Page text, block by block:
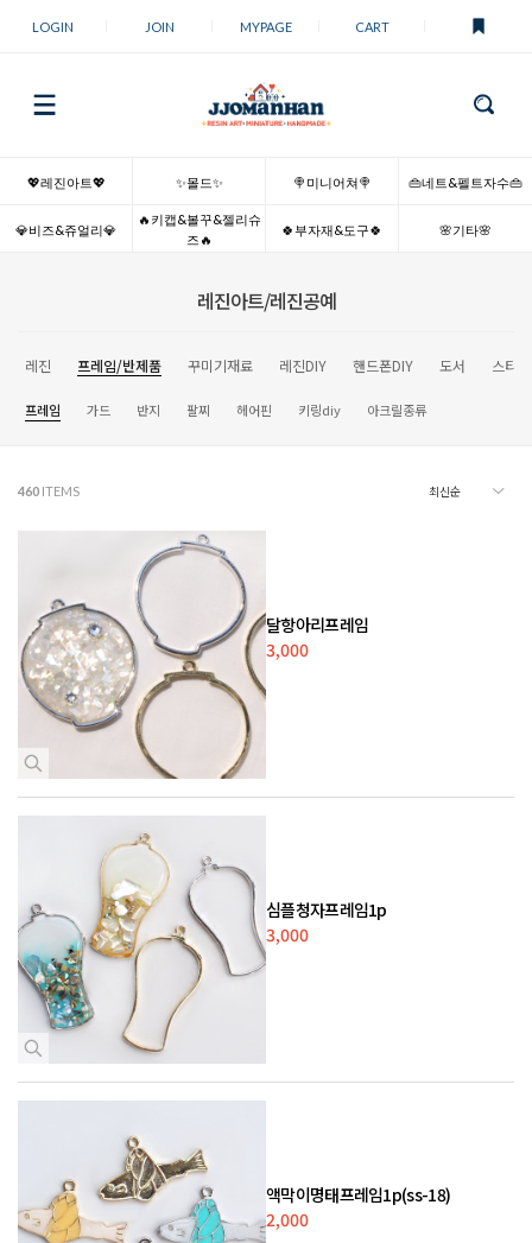
LOGIN JOIN MYPAGE CART
💖레진아트💖 ✨몰드✨ 🍭미니어쳐🍭 👜네트&펠트자수👜
💎비즈&쥬얼리💎
🔥키캡&볼꾸&젤리슈
즈🔥
🍀부자재&도구🍀 🌸기타🌸
레진아트/레진공예
레진 프레임/반제품 꾸미기재료 레진DIY 핸드폰DIY 도서 스티
프레임 가드 반지 팔찌 헤어핀 키링diy 아크릴종류
460 ITEMS
달항아리프레임
3,000
심플청자프레임1p
3,000
액막이명태프레임1p(ss-18)
2,000